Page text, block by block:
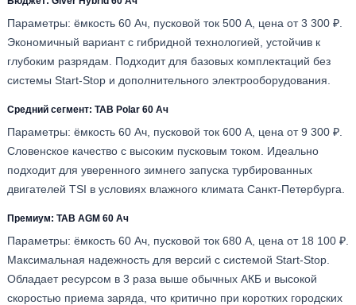
Параметры: ёмкость 60 Ач, пусковой ток 500 А, цена от 3 300 ₽.
Экономичный вариант с гибридной технологией, устойчив к
глубоким разрядам. Подходит для базовых комплектаций без
системы Start-Stop и дополнительного электрооборудования.
Средний сегмент: TAB Polar 60 Ач
Параметры: ёмкость 60 Ач, пусковой ток 600 А, цена от 9 300 ₽.
Словенское качество с высоким пусковым током. Идеально
подходит для уверенного зимнего запуска турбированных
двигателей TSI в условиях влажного климата Санкт-Петербурга.
Премиум: TAB AGM 60 Ач
Параметры: ёмкость 60 Ач, пусковой ток 680 А, цена от 18 100 ₽.
Максимальная надежность для версий с системой Start-Stop.
Обладает ресурсом в 3 раза выше обычных АКБ и высокой
скоростью приема заряда, что критично при коротких городских